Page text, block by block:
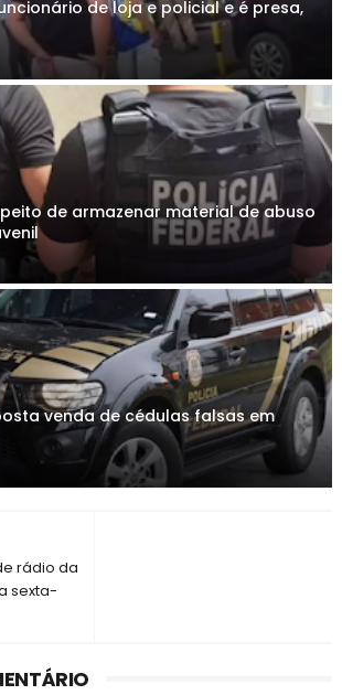
de loja e policial e é presa,
de armazenar material de abuso
venda de cédulas falsas em
rádio da
sexta-